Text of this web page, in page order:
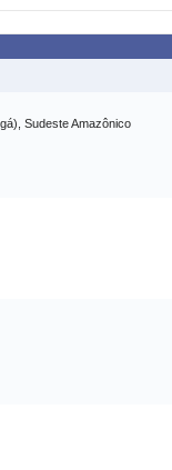
Sudeste Amazônico